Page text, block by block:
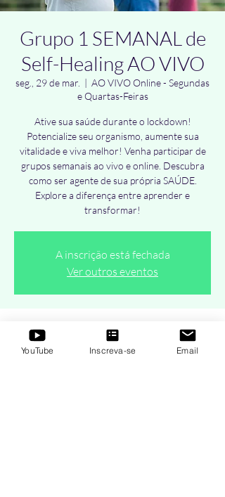
Grupo 1 SEMANAL de
Self-Healing AO VIVO
seg., 29 de mar.
  |
AO VIVO Online - Segundas
e Quartas-Feiras
Ative sua saúde durante o lockdown!
Potencialize seu organismo, aumente sua
vitalidade e viva melhor! Venha participar de
grupos semanais ao vivo e online. Descubra
como ser agente de sua própria SAÚDE.
Explore a diferença entre aprender e
transformar!
A inscrição está fechada
Ver outros eventos
Horário e local
29 de mar. de 2021, 13:20 – 14:20 BRT
YouTube Inscreva-se Email